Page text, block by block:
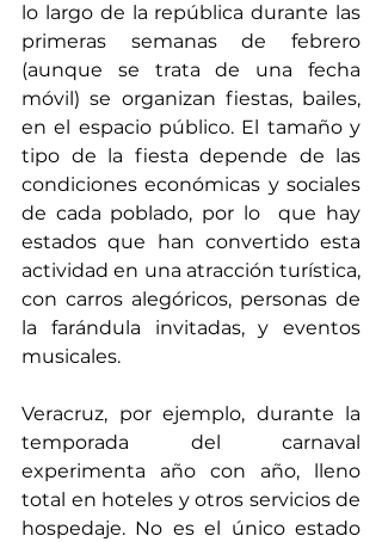
lo largo de la república durante las
primeras semanas de febrero
(aunque se trata de una fecha
móvil) se organizan fiestas, bailes,
en el espacio público. El tamaño y
tipo de la fiesta depende de las
condiciones económicas y sociales
de cada poblado, por lo  que hay
estados que han convertido esta
actividad en una atracción turística,
con carros alegóricos, personas de
la farándula invitadas, y eventos
musicales.
Veracruz, por ejemplo, durante la
temporada del carnaval
experimenta año con año, lleno
total en hoteles y otros servicios de
hospedaje. No es el único estado